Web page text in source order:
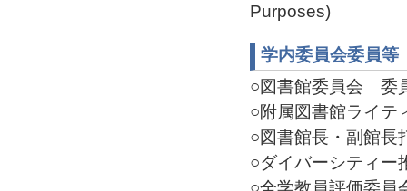
Purposes)
学内委員会委員等
○図書館委員会 委
○附属図書館ライ
○図書館長・副館
○ダイバーシティ